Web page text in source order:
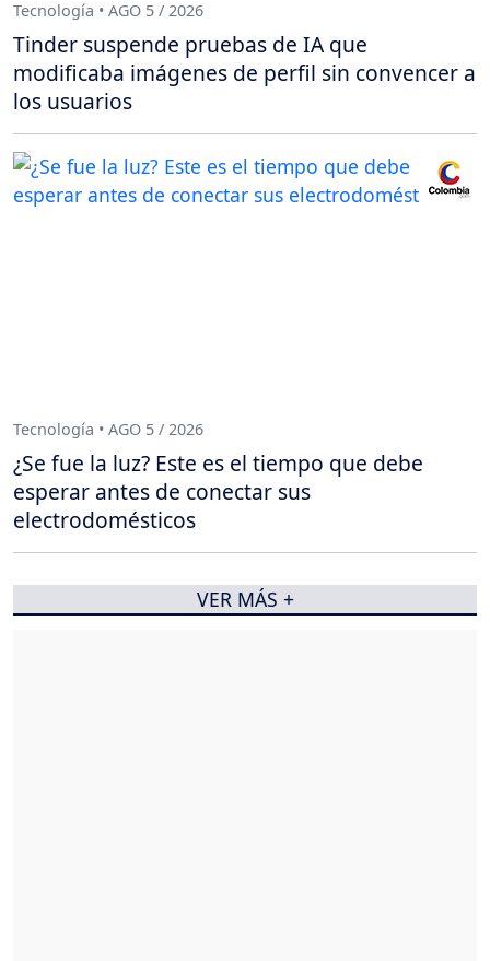
Tecnología • AGO 5 / 2026
Tinder suspende pruebas de IA que
modificaba imágenes de perfil sin convencer a
los usuarios
Tecnología • AGO 5 / 2026
¿Se fue la luz? Este es el tiempo que debe
esperar antes de conectar sus
electrodomésticos
VER MÁS +